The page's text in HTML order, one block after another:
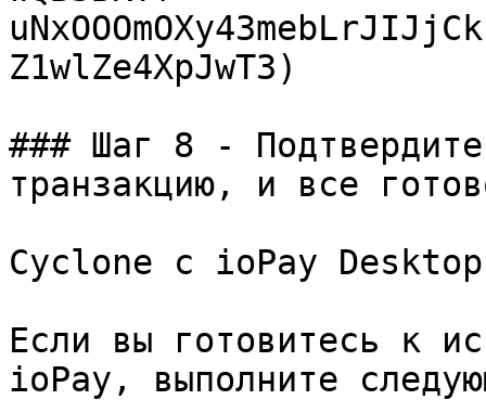
Z1wlZe4XpJwT3)
### Шаг 8 -
транзакцию, и все
Cyclone с ioPay Desktop
Если вы готовитесь к
ioPay, выполните